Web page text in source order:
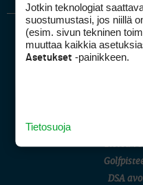
DSA
Jotkin teknologiat
suostumustasi, jos niillä
(esim. sivun tekninen
muuttaa kaikkia
Asetukset -painikkeen.
Tietosuoja